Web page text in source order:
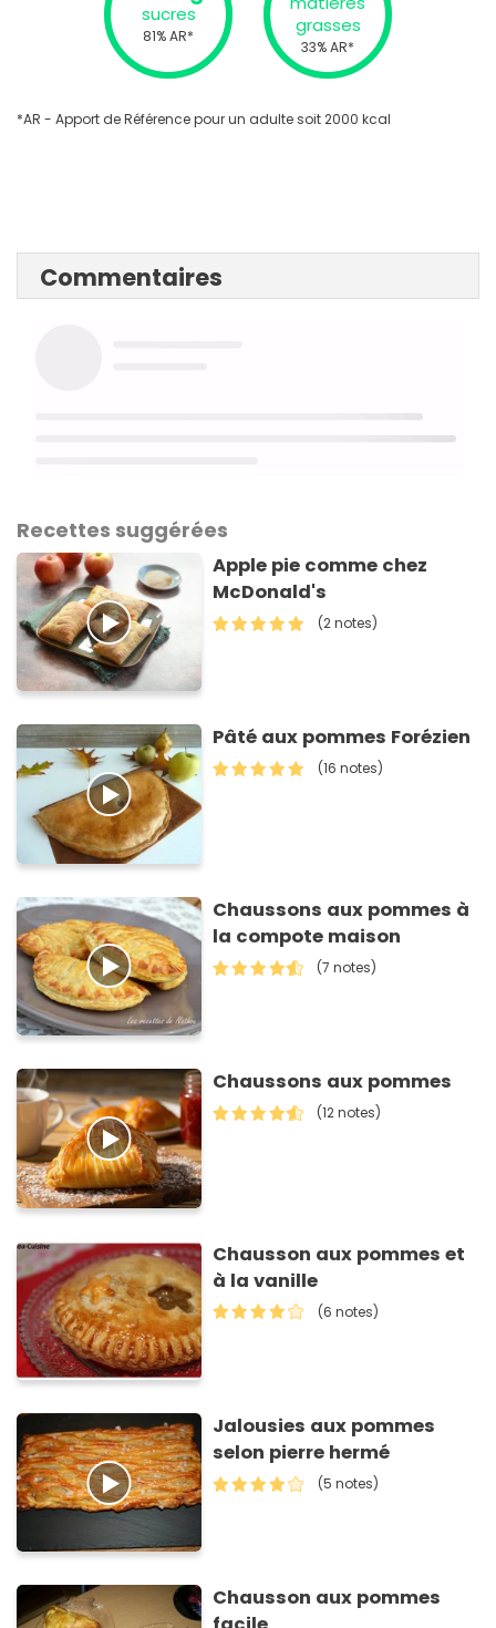
sucres
81% AR*
grasses
33% AR*
*AR - Apport de Référence pour un adulte soit 2000 kcal
Commentaires
Recettes suggérées
Apple pie comme chez
McDonald's
(2 notes)
Pâté aux pommes Forézien
(16 notes)
Chaussons aux pommes à
la compote maison
(7 notes)
Chaussons aux pommes
(12 notes)
Chausson aux pommes et
à la vanille
(6 notes)
Jalousies aux pommes
selon pierre hermé
(5 notes)
Chausson aux pommes